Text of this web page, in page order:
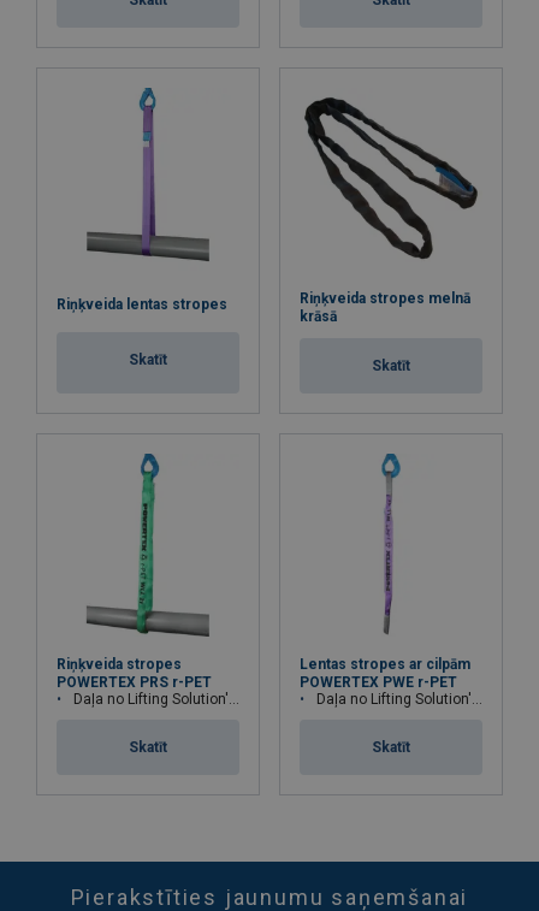
Riņķveida lentas stropes
Skatīt
Riņķveida stropes melnā
krāsā
Skatīt
Riņķveida stropes
POWERTEX PRS r-PET
Daļa no Lifting Solution's Group Aspire Range™
Skatīt
Lentas stropes ar cilpām
POWERTEX PWE r-PET
Daļa no Lifting Solution's Group Aspire Range™
Skatīt
Pierakstīties jaunumu saņemšanai